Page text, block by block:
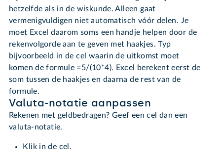
hetzelfde als in de wiskunde. Alleen gaat
vermenigvuldigen niet automatisch vóór delen. Je
moet Excel daarom soms een handje helpen door de
rekenvolgorde aan te geven met haakjes. Typ
bijvoorbeeld in de cel waarin de uitkomst moet
komen de formule =5/(10*4). Excel berekent eerst de
som tussen de haakjes en daarna de rest van de
formule.
Valuta-notatie aanpassen
Rekenen met geldbedragen? Geef een cel dan een
valuta-notatie.
Klik in de cel.